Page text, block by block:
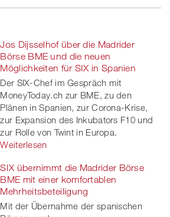
Twe
on
twitt
er
Share
linkedin
Share
Xing
Jos Dijsselhof über die Madrider
Börse BME und die neuen
Möglichkeiten für SIX in Spanien
Der SIX-Chef im Gespräch mit
MoneyToday.ch zur BME, zu den
Plänen in Spanien, zur Corona-Krise,
zur Expansion des Inkubators F10 und
zur Rolle von Twint in Europa.
Weiterlesen
SIX übernimmt die Madrider Börse
BME mit einer komfortablen
Mehrheitsbeteiligung
Mit der Übernahme der spanischen